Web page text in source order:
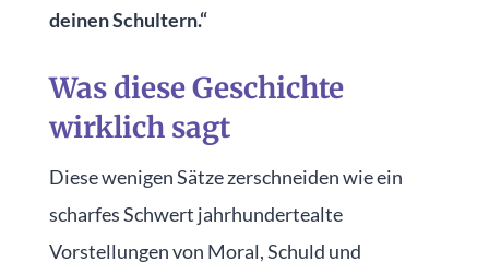
deinen Schultern.“
Was diese Geschichte
wirklich sagt
Diese wenigen Sätze zerschneiden wie ein
scharfes Schwert jahrhundertealte
Vorstellungen von Moral, Schuld und